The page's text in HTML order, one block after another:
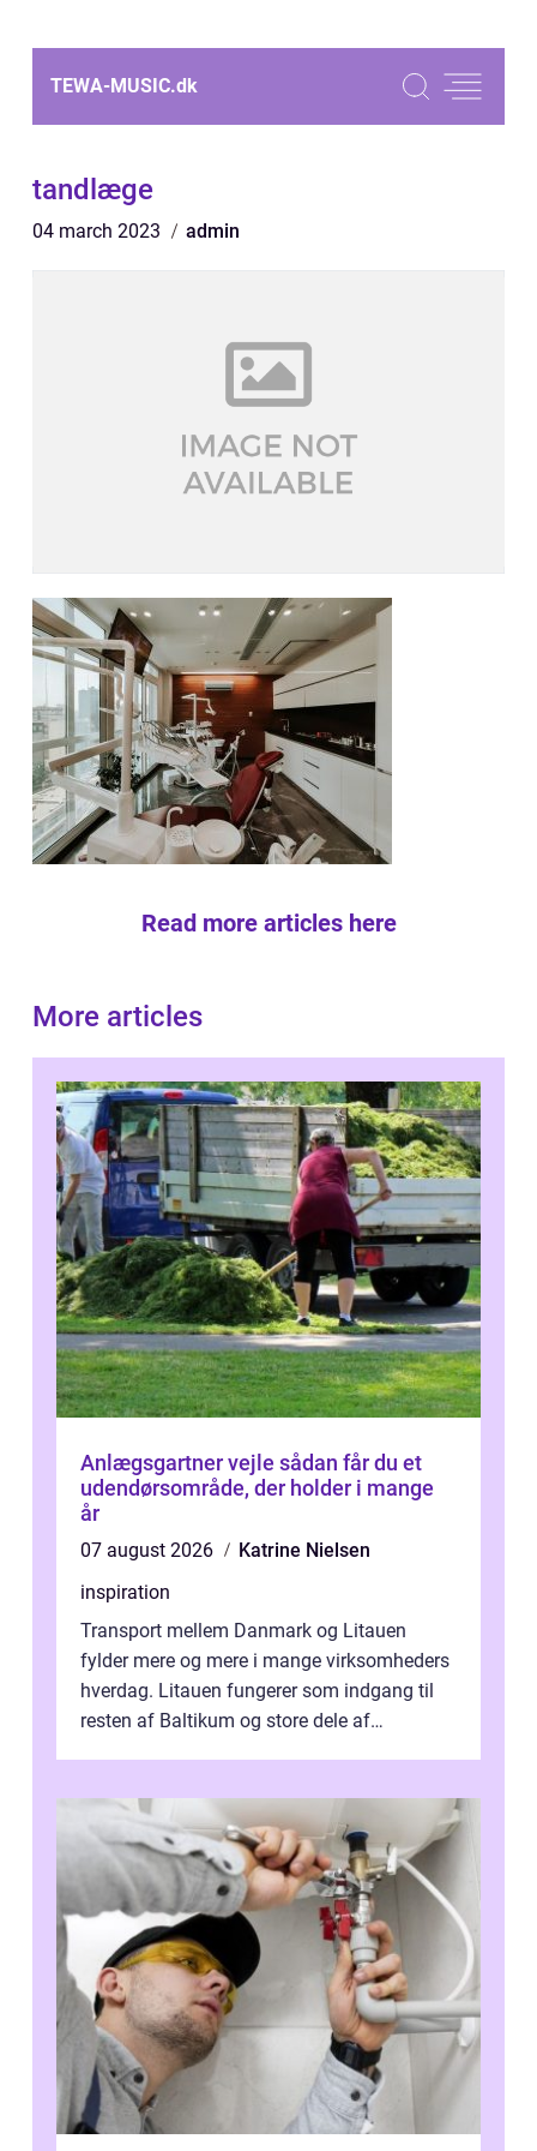
TEWA-MUSIC.dk
tandlæge
04 march 2023 admin
Read more articles here
More articles
Anlægsgartner vejle sådan får du et
udendørsområde, der holder i mange
år
07 august 2026
Katrine Nielsen
inspiration
Transport mellem Danmark og Litauen
fylder mere og mere i mange virksomheders
hverdag. Litauen fungerer som indgang til
resten af Baltikum og store dele af